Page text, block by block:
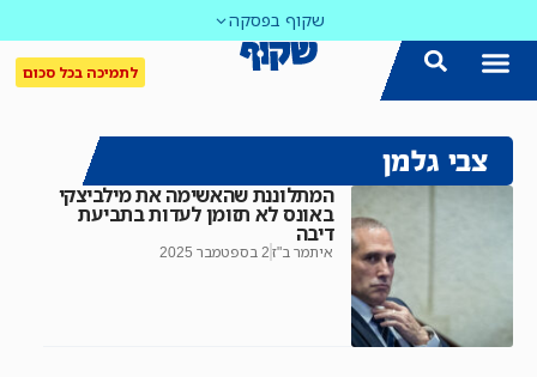
שקוף בפסקה
לתמיכה בכל סכום
צבי גלמן
המתלוננת שהאשימה את מילביצקי
באונס לא תזומן לעדות בתביעת
דיבה
איתמר ב"ז2 בספטמבר 2025